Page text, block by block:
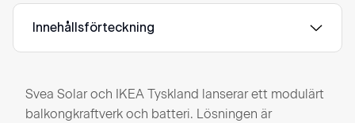
Innehållsförteckning
Svea Solar och IKEA Tyskland lanserar ett modulärt
balkongkraftverk och batteri. Lösningen är